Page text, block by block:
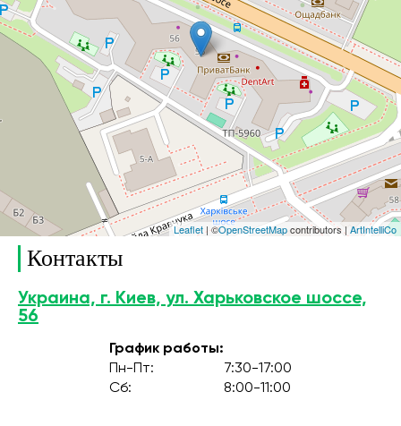
Leaflet| ©OpenStreetMapcontributors | ArtIntelliCo
Контакты
Украина, г. Киев, ул. Харьковское шоссе,
56
График работы:
Пн-Пт:
7:30-17:00
Сб:
8:00-11:00